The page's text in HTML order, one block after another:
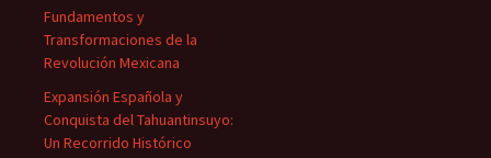
Fundamentos y
Transformaciones de la
Revolución Mexicana
Expansión Española y
Conquista del Tahuantinsuyo:
Un Recorrido Histórico